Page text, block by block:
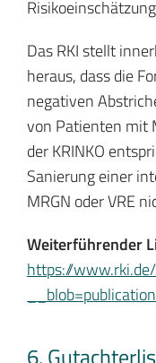
Das RKI stellt
heraus, dass die
negativen
von Patienten mit
der KRINKO
Sanierung einer
MRGN oder VRE
Weiterführender
https://